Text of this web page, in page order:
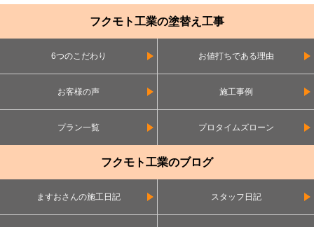
フクモト工業の塗替え工事
6つのこだわり お値打ちである理由
お客様の声 施工事例
プラン一覧 プロタイムズローン
フクモト工業のブログ
ますおさんの施工日記 スタッフ日記